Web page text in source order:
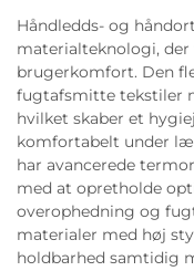
Håndledds- og
materialteknologi,
brugerkomfort. Den
fugtafsmitte tekstiler
hvilket skaber et
komfortabelt under
har avancerede
med at opretholde
overophedning og
materialer med høj
holdbarhed samtidig